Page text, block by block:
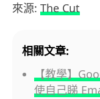
來源: The Cut
相關文章:
【教學】
使自己睇